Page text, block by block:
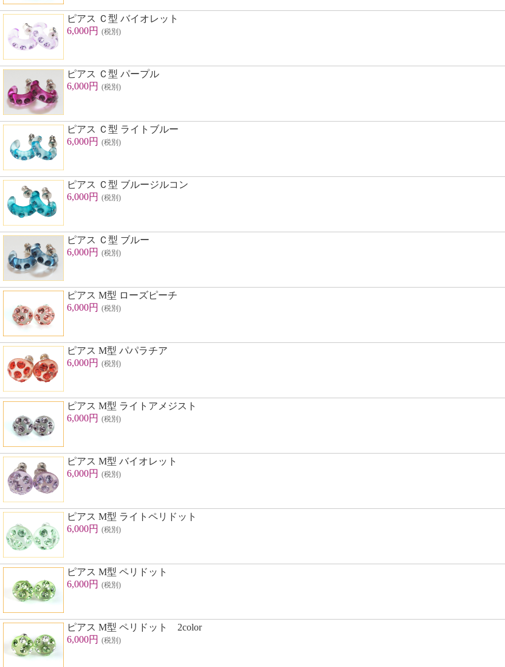
ピアス Ｃ型 バイオレット
6,000円 (税別)
ピアス Ｃ型 パープル
6,000円 (税別)
ピアス Ｃ型 ライトブルー
6,000円 (税別)
ピアス Ｃ型 ブルージルコン
6,000円 (税別)
ピアス Ｃ型 ブルー
6,000円 (税別)
ピアス M型 ローズピーチ
6,000円 (税別)
ピアス M型 パパラチア
6,000円 (税別)
ピアス M型 ライトアメジスト
6,000円 (税別)
ピアス M型 バイオレット
6,000円 (税別)
ピアス M型 ライトペリドット
6,000円 (税別)
ピアス M型 ペリドット
6,000円 (税別)
ピアス M型 ペリドット 2color
6,000円 (税別)